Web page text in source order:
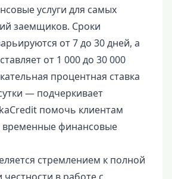
услуги для самых
заемщиков. Сроки
от 7 до 30 дней, а
от 1 000 до 30 000
процентная ставка
— подчеркивает
помочь клиентам
финансовые
стремлением к полной